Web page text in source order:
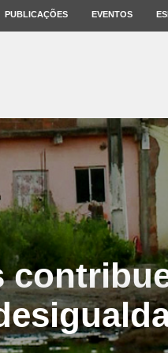
PUBLICAÇÕES EVENTOS